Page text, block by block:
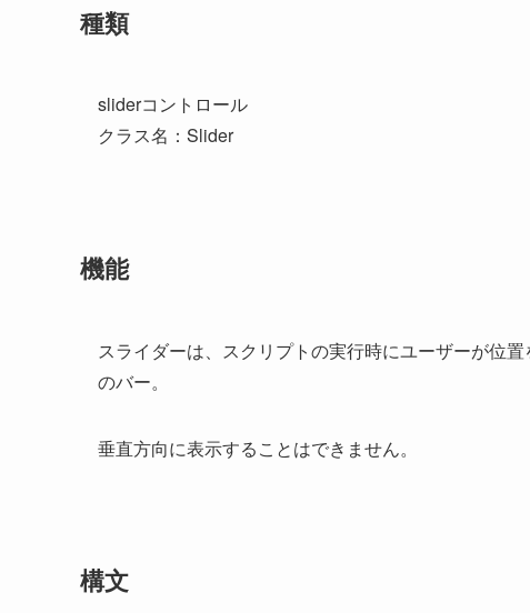
種類
sliderコントロール
クラス名：Slider
機能
スライダーは、スクリプトの実行時にユーザーが位
のバー。
垂直方向に表示することはできません。
構文